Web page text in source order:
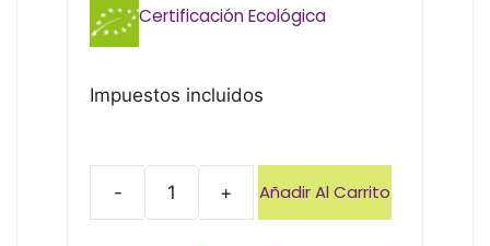
Certificación Ecológica
Impuestos incluidos
-
Detergente
+ Añadir Al Carrito